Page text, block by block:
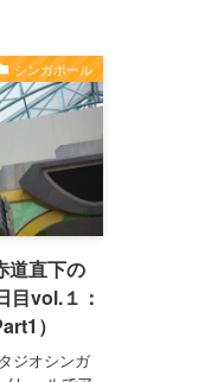
シンガポール
道直下の
目vol.１：
）
ジオシンガ